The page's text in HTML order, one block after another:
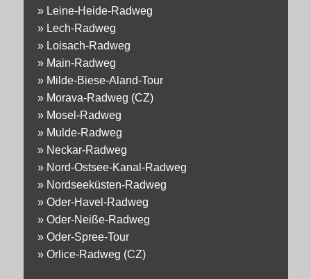
» Leine-Heide-Radweg
» Lech-Radweg
» Loisach-Radweg
» Main-Radweg
» Milde-Biese-Aland-Tour
» Morava-Radweg (CZ)
» Mosel-Radweg
» Mulde-Radweg
» Neckar-Radweg
» Nord-Ostsee-Kanal-Radweg
» Nordseeküsten-Radweg
» Oder-Havel-Radweg
» Oder-Neiße-Radweg
» Oder-Spree-Tour
» Orlice-Radweg (CZ)